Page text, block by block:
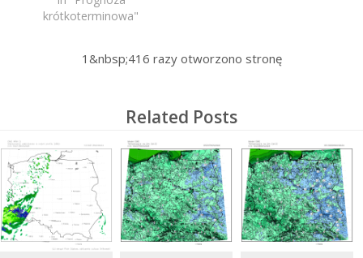
krótkoterminowa"
1&nbsp;416 razy otworzono stronę
Related Posts